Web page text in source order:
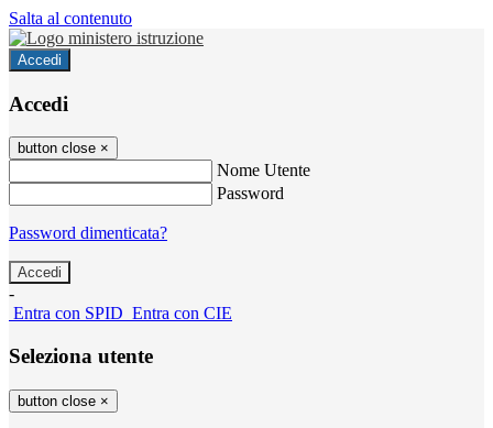
Salta al contenuto
Accedi
Accedi
button close ×
Nome Utente
Password
Password dimenticata?
-
Entra con SPID Entra con CIE
Seleziona utente
button close ×